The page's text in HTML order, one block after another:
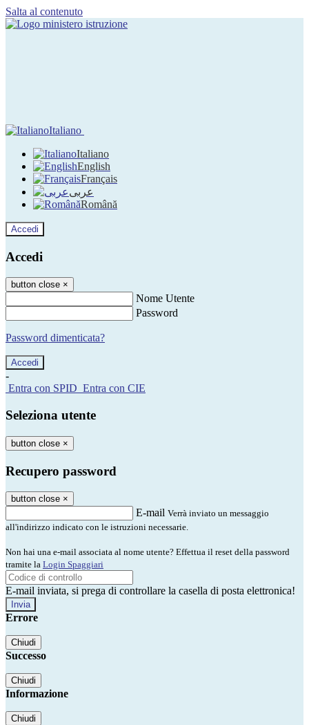
Salta al contenuto
Italiano
Italiano
English
Français
عربى
Română
Accedi
Accedi
button close ×
Nome Utente
Password
Password dimenticata?
-
Entra con SPID Entra con CIE
Seleziona utente
button close ×
Recupero password
button close ×
E-mail Verrà inviato un messaggio
all'indirizzo indicato con le istruzioni necessarie.
Non hai una e-mail associata al nome utente? Effettua il reset della password
tramite la Login Spaggiari
E-mail inviata, si prega di controllare la casella di posta elettronica!
Errore
Chiudi
Successo
Chiudi
Informazione
Chiudi